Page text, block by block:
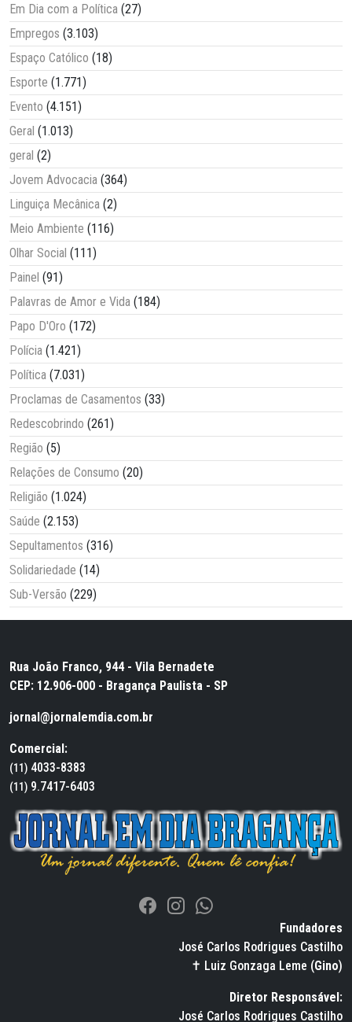
Em Dia com a Política (27)
Empregos (3.103)
Espaço Católico (18)
Esporte (1.771)
Evento (4.151)
Geral (1.013)
geral (2)
Jovem Advocacia (364)
Linguiça Mecânica (2)
Meio Ambiente (116)
Olhar Social (111)
Painel (91)
Palavras de Amor e Vida (184)
Papo D'Oro (172)
Polícia (1.421)
Política (7.031)
Proclamas de Casamentos (33)
Redescobrindo (261)
Região (5)
Relações de Consumo (20)
Religião (1.024)
Saúde (2.153)
Sepultamentos (316)
Solidariedade (14)
Sub-Versão (229)
Rua João Franco, 944 - Vila Bernadete
CEP: 12.906-000 - Bragança Paulista - SP
jornal@jornalemdia.com.br
Comercial:
(11) 4033-8383
(11) 9.7417-6403
Fundadores
José Carlos Rodrigues Castilho
✝ Luiz Gonzaga Leme (Gino)
Diretor Responsável:
José Carlos Rodrigues Castilho